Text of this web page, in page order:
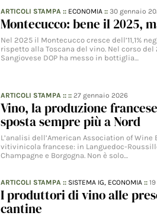
ARTICOLI STAMPA :: ECONOMIA ::30 gennaio
Montecucco: bene il 2025,
Nel 2025 il Montecucco cresce dell’11,1%
rispetto alla Toscana del vino. Nel corso
Sangiovese DOP ha messo in bottiglia…
ARTICOLI STAMPA :: ::27 gennaio 2026
Vino, la produzione
sposta sempre più a Nord
L’analisi dell’American Association of
vitivinicola francese: in Languedoc-
Champagne e Borgogna. Non è solo…
ARTICOLI STAMPA :: SISTEMA IG, ECONOMIA ::
I produttori di vino alle
cantine